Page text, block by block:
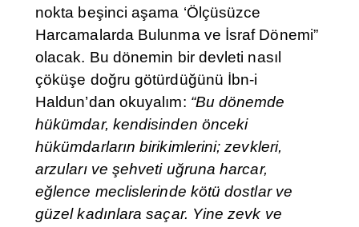
nokta beşinci aşama ‘Ölçüsüzce
Harcamalarda Bulunma ve İsraf Dönemi”
olacak. Bu dönemin bir devleti nasıl
çöküşe doğru götürdüğünü İbn-i
Haldun’dan okuyalım: “Bu dönemde
hükümdar, kendisinden önceki
hükümdarların birikimlerini; zevkleri,
arzuları ve şehveti uğruna harcar,
eğlence meclislerinde kötü dostlar ve
güzel kadınlara saçar. Yine zevk ve